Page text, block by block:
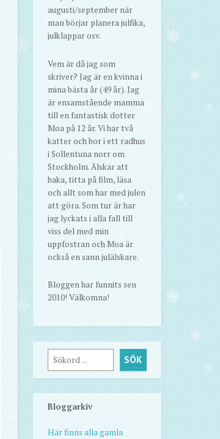
augusti/september när
man börjar planera julfika,
julklappar osv.
Vem är då jag som
skriver? Jag är en kvinna i
mina bästa år (49 år). Jag
är ensamstående mamma
till en fantastisk dotter
Moa på 12 år. Vi har två
katter och bor i ett radhus
i Sollentuna norr om
Stockholm. Älskar att
baka, titta på film, läsa
och allt som har med julen
att göra. Som tur är har
jag lyckats i alla fall till
viss del med min
uppfostran och Moa är
också en sann julälskare.
Bloggen har funnits sen
2010! Välkomna!
Sök SÖK
Bloggarkiv
Här finns alla gamla